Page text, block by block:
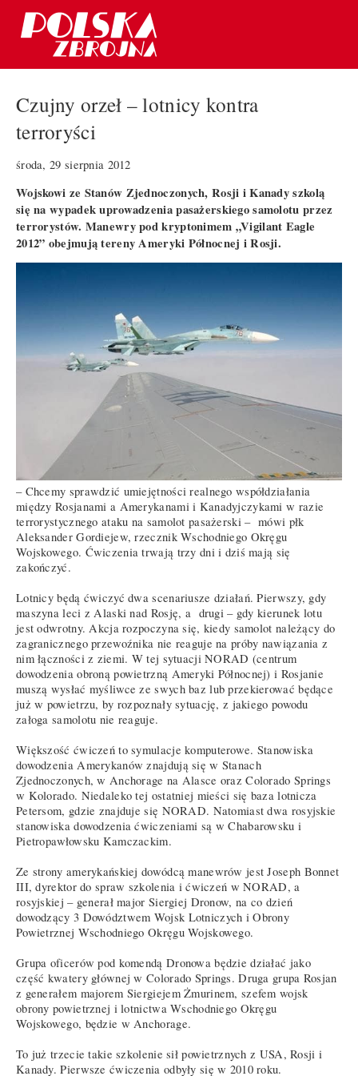
Czujny orzeł – lotnicy kontra
terroryści
środa, 29 sierpnia 2012
Wojskowi ze Stanów Zjednoczonych, Rosji i Kanady szkolą
się na wypadek uprowadzenia pasażerskiego samolotu przez
terrorystów. Manewry pod kryptonimem „Vigilant Eagle
2012” obejmują tereny Ameryki Północnej i Rosji.
– Chcemy sprawdzić umiejętności realnego współdziałania
między Rosjanami a Amerykanami i Kanadyjczykami w razie
terrorystycznego ataku na samolot pasażerski – mówi płk
Aleksander Gordiejew, rzecznik Wschodniego Okręgu
Wojskowego. Ćwiczenia trwają trzy dni i dziś mają się
zakończyć.
Lotnicy będą ćwiczyć dwa scenariusze działań. Pierwszy, gdy
maszyna leci z Alaski nad Rosję, a drugi – gdy kierunek lotu
jest odwrotny. Akcja rozpoczyna się, kiedy samolot należący do
zagranicznego przewoźnika nie reaguje na próby nawiązania z
nim łączności z ziemi. W tej sytuacji NORAD (centrum
dowodzenia obroną powietrzną Ameryki Północnej) i Rosjanie
muszą wysłać myśliwce ze swych baz lub przekierować będące
już w powietrzu, by rozpoznały sytuację, z jakiego powodu
załoga samolotu nie reaguje.
Większość ćwiczeń to symulacje komputerowe. Stanowiska
dowodzenia Amerykanów znajdują się w Stanach
Zjednoczonych, w Anchorage na Alasce oraz Colorado Springs
w Kolorado. Niedaleko tej ostatniej mieści się baza lotnicza
Petersom, gdzie znajduje się NORAD. Natomiast dwa rosyjskie
stanowiska dowodzenia ćwiczeniami są w Chabarowsku i
Pietropawłowsku Kamczackim.
Ze strony amerykańskiej dowódcą manewrów jest Joseph Bonnet
III, dyrektor do spraw szkolenia i ćwiczeń w NORAD, a
rosyjskiej – generał major Siergiej Dronow, na co dzień
dowodzący 3 Dowództwem Wojsk Lotniczych i Obrony
Powietrznej Wschodniego Okręgu Wojskowego.
Grupa oficerów pod komendą Dronowa będzie działać jako
część kwatery głównej w Colorado Springs. Druga grupa Rosjan
z generałem majorem Siergiejem Żmurinem, szefem wojsk
obrony powietrznej i lotnictwa Wschodniego Okręgu
Wojskowego, będzie w Anchorage.
To już trzecie takie szkolenie sił powietrznych z USA, Rosji i
Kanady. Pierwsze ćwiczenia odbyły się w 2010 roku.